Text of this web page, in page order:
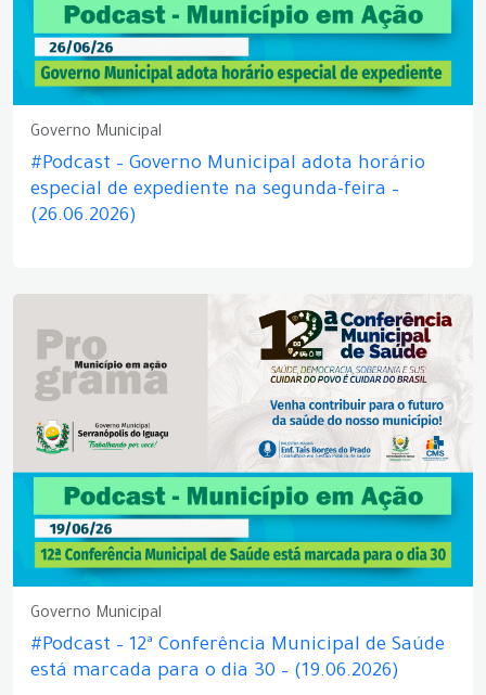
Governo Municipal
#Podcast – Governo Municipal adota horário
especial de expediente na segunda-feira –
(26.06.2026)
Governo Municipal
#Podcast – 12ª Conferência Municipal de Saúde
está marcada para o dia 30 – (19.06.2026)